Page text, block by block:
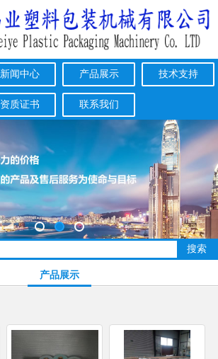
新闻中心 产品展示 技术支持
资质证书 联系我们
产品展示